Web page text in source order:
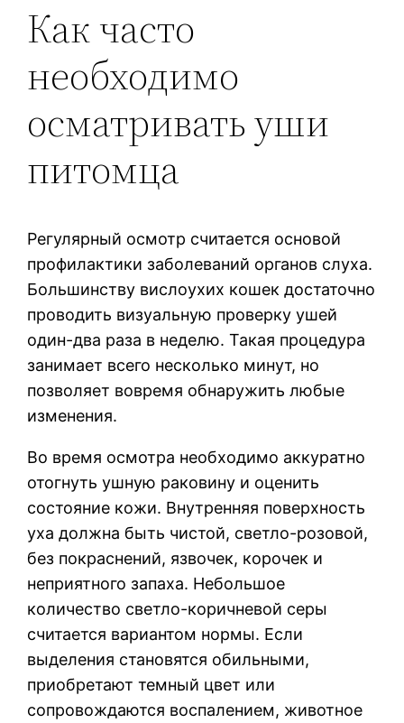
Как часто
необходимо
осматривать уши
питомца
Регулярный осмотр считается основой
профилактики заболеваний органов слуха.
Большинству вислоухих кошек достаточно
проводить визуальную проверку ушей
один-два раза в неделю. Такая процедура
занимает всего несколько минут, но
позволяет вовремя обнаружить любые
изменения.
Во время осмотра необходимо аккуратно
отогнуть ушную раковину и оценить
состояние кожи. Внутренняя поверхность
уха должна быть чистой, светло-розовой,
без покраснений, язвочек, корочек и
неприятного запаха. Небольшое
количество светло-коричневой серы
считается вариантом нормы. Если
выделения становятся обильными,
приобретают темный цвет или
сопровождаются воспалением, животное